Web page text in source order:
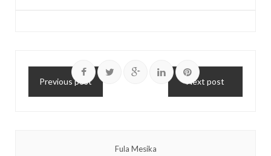
Previous post Next post
Fula Mesika